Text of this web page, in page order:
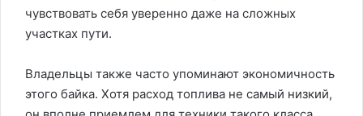
чувствовать себя уверенно даже на сложных
участках пути.
Владельцы также часто упоминают экономичность
этого байка. Хотя расход топлива не самый низкий,